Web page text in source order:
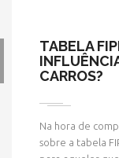
TABELA
CARROS?
Na hora de
sobre a tabela